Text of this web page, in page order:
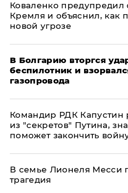
Коваленко предупредил
Кремля и объяснил, как
новой угрозе
В Болгарию вторгся
беспилотник и
газопровода
Командир РДК Капустин
из "секретов" Путина,
поможет закончить
В семье Лионеля Месси
трагедия